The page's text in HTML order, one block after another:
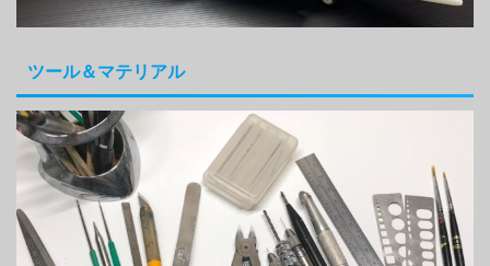
ツール＆マテリアル